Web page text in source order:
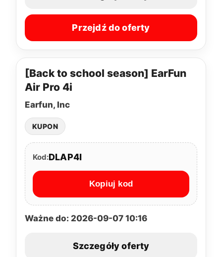
Przejdź do oferty
[Back to school season] EarFun
Air Pro 4i
Earfun, Inc
KUPON
Kod:DLAP4I
Kopiuj kod
Ważne do: 2026-09-07 10:16
Szczegóły oferty